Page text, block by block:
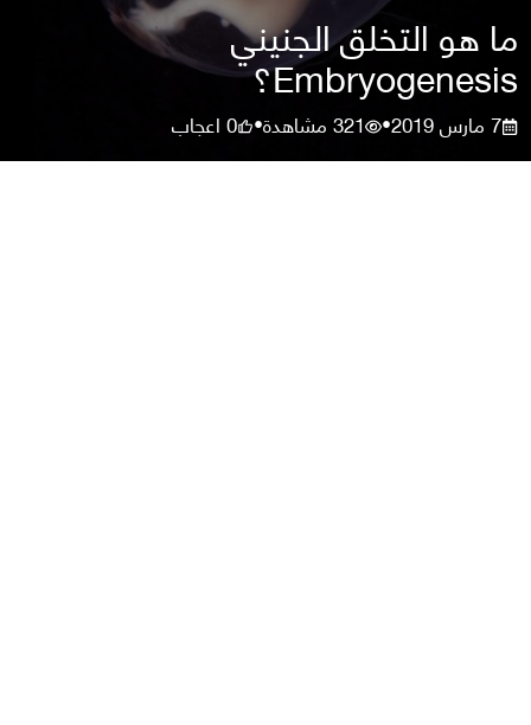
ما هو التخلق الجنيني
Embryogenesis؟
7 مارس 2019 •
321مشاهدة•
0اعجاب